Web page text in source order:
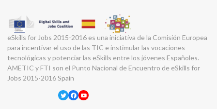
eSkills for Jobs 2015-2016 es una iniciativa de la Comisión Europea
para incentivar el uso de las TIC e instimular las vocaciones
tecnológicas y potenciar las eSkills entre los jóvenes Españoles.
AMETIC y FTI son el Punto Nacional de Encuentro de eSkills for
Jobs 2015-2016 Spain
Twitter
Facebook
YouTube